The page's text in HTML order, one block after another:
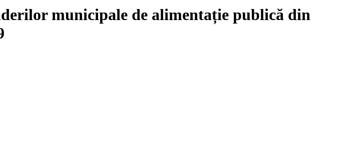
municipale de alimentație publică din